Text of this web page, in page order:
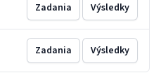
Zadania Výsledky
Zadania Výsledky